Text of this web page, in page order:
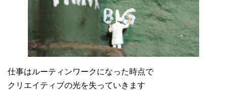
仕事はルーティンワークになった時点で
クリエイティブの光を失っていきます